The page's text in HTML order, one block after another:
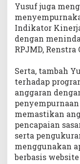
Yusuf juga
Indikator
dengan
RPJMD,
Serta, tambah
terhadap
anggaran
memastikan
pencapaian
serta
menggunakan
berbasis